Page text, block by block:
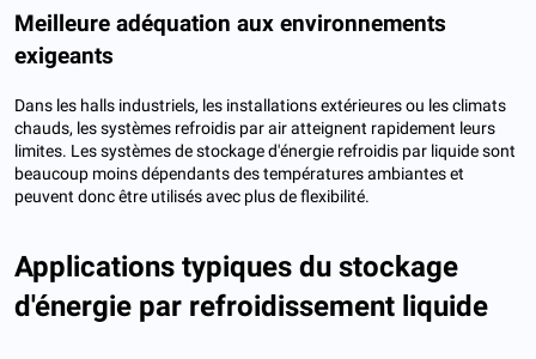
Meilleure adéquation aux environnements
exigeants
Dans les halls industriels, les installations extérieures ou les climats
chauds, les systèmes refroidis par air atteignent rapidement leurs
limites. Les systèmes de stockage d'énergie refroidis par liquide sont
beaucoup moins dépendants des températures ambiantes et
peuvent donc être utilisés avec plus de flexibilité.
Applications typiques du stockage
d'énergie par refroidissement liquide